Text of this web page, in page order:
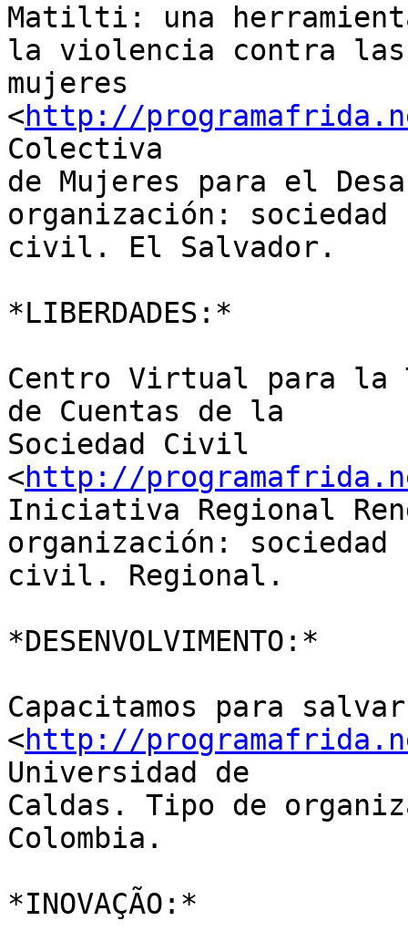
Matilti: una
la violencia contra
mujeres
<http://
Colectiva
de Mujeres para el
organización: sociedad
civil. El Salvador.
*LIBERDADES:*
Centro Virtual para la
de Cuentas de la
Sociedad Civil
<http://
Iniciativa Regional
organización: sociedad
civil. Regional.
*DESENVOLVIMENTO:*
Capacitamos para
<http://
Universidad de
Caldas. Tipo de
Colombia.
*INOVAÇÃO:*